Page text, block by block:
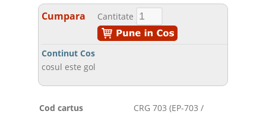
Cumpara Cantitate
Continut Cos
cosul este gol
Cod cartus
CRG 703 (EP-703 /